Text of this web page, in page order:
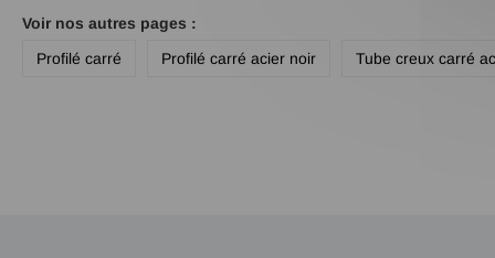
Voir nos autres pages :
Profilé carré
Profilé carré acier noir Tube creux carré